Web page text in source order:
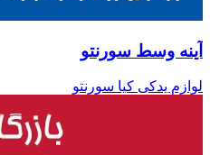
آینه وسط سورنتو
لوازم یدکی کیا سورنتو